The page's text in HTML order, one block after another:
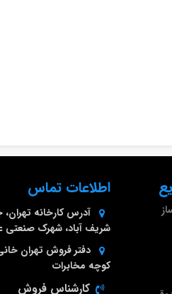
اطلاعات تماس
آدرس کارخانه
شریف آباد، شهرک صنعتی
دفتر فروش تهران
کوچه مخابرات
کارشناس فروش